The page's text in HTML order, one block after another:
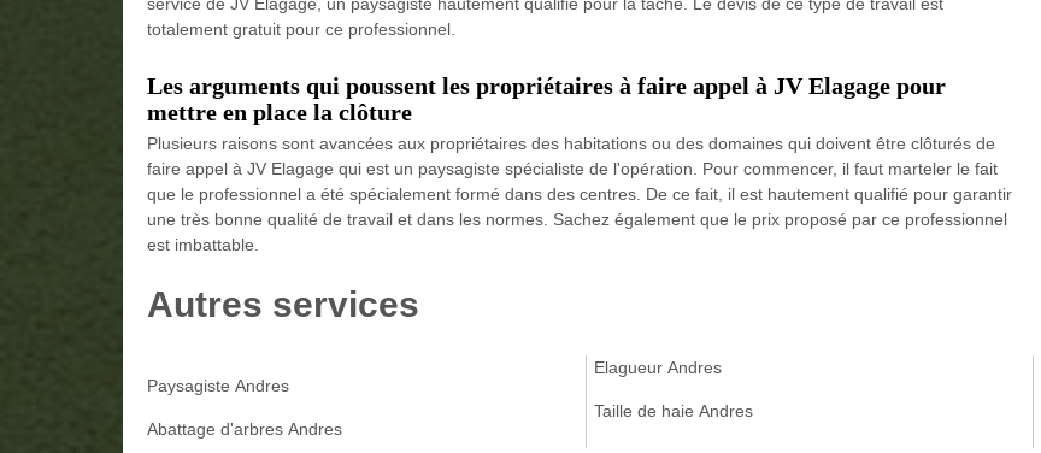
totalement gratuit pour ce professionnel.
Les arguments qui poussent les propriétaires à faire appel à JV Elagage pour
mettre en place la clôture
Plusieurs raisons sont avancées aux propriétaires des habitations ou des domaines qui doivent être clôturés de
faire appel à JV Elagage qui est un paysagiste spécialiste de l'opération. Pour commencer, il faut marteler le fait
que le professionnel a été spécialement formé dans des centres. De ce fait, il est hautement qualifié pour garantir
une très bonne qualité de travail et dans les normes. Sachez également que le prix proposé par ce professionnel
est imbattable.
Autres services
Paysagiste Andres
Abattage d'arbres Andres
Elagueur Andres
Taille de haie Andres